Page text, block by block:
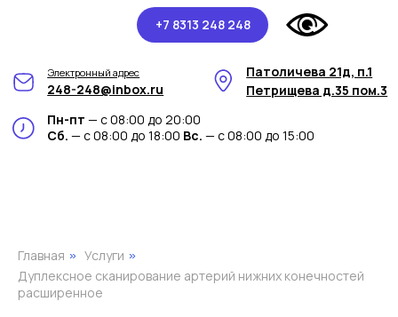
+7 8313 248 248
Пн-пт — с 08:00 до 20:00
Сб.— с 08:00 до 18:00Вс.— с 08:00 до 15:00
Главная » Услуги »
Дуплексное сканирование артерий нижних конечностей
расширенное